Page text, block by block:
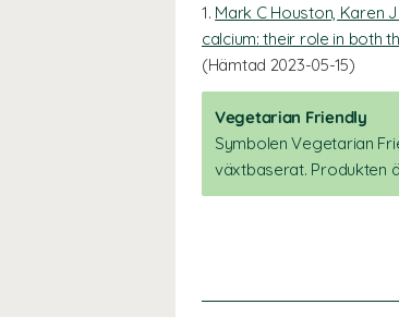
1. Mark C Houston, Karen
calcium: their role in both
(Hämtad 2023-05-15)
Vegetarian Friendly
Symbolen Vegetarian
växtbaserat. Produkten